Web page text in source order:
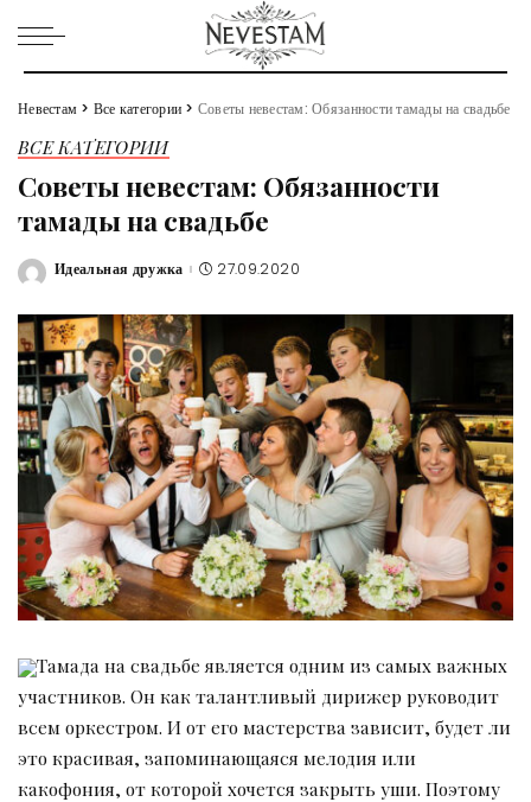
Невестам > Все категории > Советы невестам: Обязанности тамады на свадьбе
ВСЕ КАТЕГОРИИ
Советы невестам: Обязанности
тамады на свадьбе
Posted
Идеальная дружка 27.09.2020
Тамада на свадьбе является одним из самых важных
участников. Он как талантливый дирижер руководит
всем оркестром. И от его мастерства зависит, будет ли
это красивая, запоминающаяся мелодия или
какофония, от которой хочется закрыть уши. Поэтому